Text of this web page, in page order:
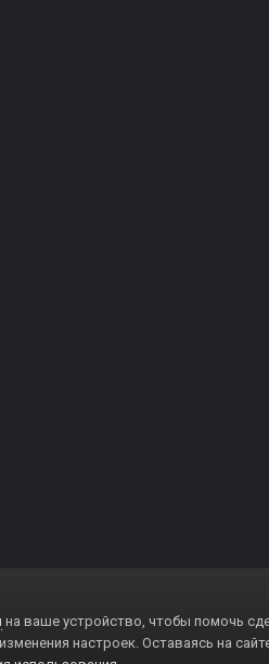
на ваше устройство, чтобы помочь
настроек. Оставаясь на